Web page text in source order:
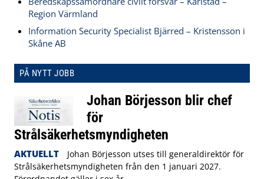
Region Värmland
Information Security Specialist Bjärred – Kristensson i
Skåne AB
PÅ NYTT JOBB
Johan Börjesson blir chef
för
Strålsäkerhetsmyndigheten
AKTUELLT
Johan Börjesson utses till generaldirektör för
Strålsäkerhetsmyndigheten från den 1 januari 2027.